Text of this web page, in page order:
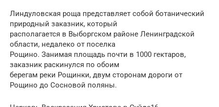
Линдуловская роща представляет собой ботанический
природный заказник, который
располагается в Выборгском районе Ленинградской
области, недалеко от поселка
Рощино. Занимая площадь почти в 1000 гектаров,
заказник раскинулся по обоим
берегам реки Рощинки, двум сторонам дороги от
Рощино до Сосновой поляны.